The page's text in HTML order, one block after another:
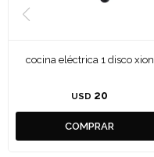
cocina eléctrica 1 disco xion
USD 20